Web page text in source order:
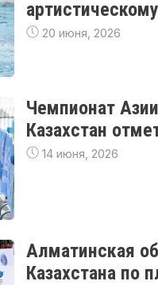
20 июня, 2026
Чемпионат
Казахстан
14 июня, 2026
Алматинская
Казахстана по